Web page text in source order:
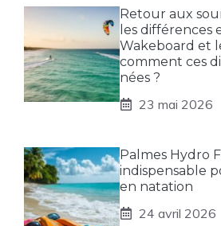
Retour aux
les différences
Wakeboard et
comment ces
nées ?
23 mai 2026
Palmes Hydro
indispensable
en natation
24 avril 2026